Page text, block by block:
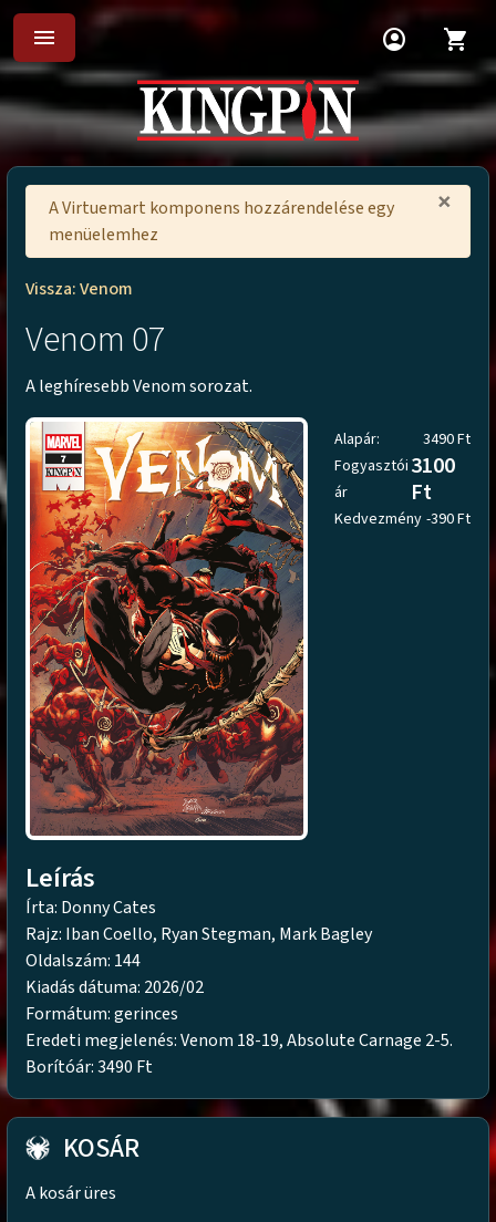
menu account_circle shopping_cart
×
A Virtuemart komponens hozzárendelése egy
menüelemhez
Vissza: Venom
Venom 07
A leghíresebb Venom sorozat.
Alapár:
3490 Ft
Fogyasztói
ár
3100
Ft
Kedvezmény -390 Ft
Leírás
Írta: Donny Cates
Rajz: Iban Coello, Ryan Stegman, Mark Bagley
Oldalszám: 144
Kiadás dátuma: 2026/02
Formátum: gerinces
Eredeti megjelenés: Venom 18-19, Absolute Carnage 2-5.
Borítóár: 3490 Ft
KOSÁR
A kosár üres